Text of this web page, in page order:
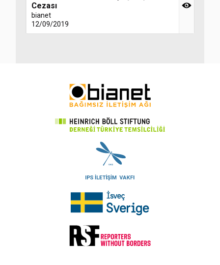
Cezası
bianet
12/09/2019